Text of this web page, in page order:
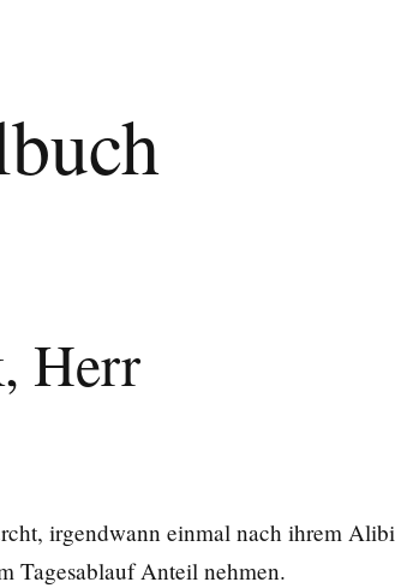
Herr
irgendwann einmal nach ihrem Alibi
Tagesablauf Anteil nehmen.